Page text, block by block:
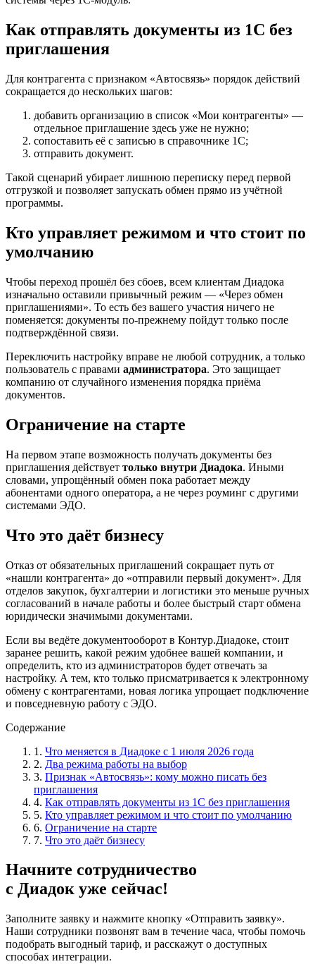
Как отправлять документы из 1С без
приглашения
Для контрагента с признаком «Автосвязь» порядок действий
сокращается до нескольких шагов:
добавить организацию в список «Мои контрагенты» —
отдельное приглашение здесь уже не нужно;
сопоставить её с записью в справочнике 1С;
отправить документ.
Такой сценарий убирает лишнюю переписку перед первой
отгрузкой и позволяет запускать обмен прямо из учётной
программы.
Кто управляет режимом и что стоит по
умолчанию
Чтобы переход прошёл без сбоев, всем клиентам Диадока
изначально оставили привычный режим — «Через обмен
приглашениями». То есть без вашего участия ничего не
поменяется: документы по-прежнему пойдут только после
подтверждённой связи.
Переключить настройку вправе не любой сотрудник, а только
пользователь с правами администратора. Это защищает
компанию от случайного изменения порядка приёма
документов.
Ограничение на старте
На первом этапе возможность получать документы без
приглашения действует только внутри Диадока. Иными
словами, упрощённый обмен пока работает между
абонентами одного оператора, а не через роуминг с другими
системами ЭДО.
Что это даёт бизнесу
Отказ от обязательных приглашений сокращает путь от
«нашли контрагента» до «отправили первый документ». Для
отделов закупок, бухгалтерии и логистики это меньше ручных
согласований в начале работы и более быстрый старт обмена
юридически значимыми документами.
Если вы ведёте документооборот в Контур.Диадоке, стоит
заранее решить, какой режим удобнее вашей компании, и
определить, кто из администраторов будет отвечать за
настройку. А тем, кто только присматривается к электронному
обмену с контрагентами, новая логика упрощает подключение
и повседневную работу с ЭДО.
Содержание
1. Что меняется в Диадоке с 1 июля 2026 года
2. Два режима работы на выбор
3. Признак «Автосвязь»: кому можно писать без
приглашения
4. Как отправлять документы из 1С без приглашения
5. Кто управляет режимом и что стоит по умолчанию
6. Ограничение на старте
7. Что это даёт бизнесу
Начните сотрудничество
с Диадок уже сейчас!
Заполните заявку и нажмите кнопку «Отправить заявку».
Наши сотрудники позвонят вам в течение часа, чтобы помочь
подобрать выгодный тариф, и расскажут о доступных
способах интеграции.